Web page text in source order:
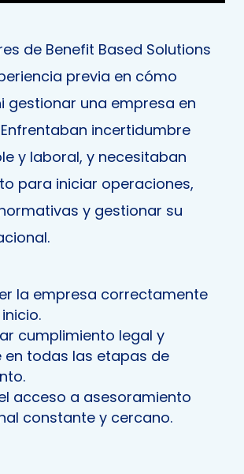
de Benefit Based Solutions
previa en cómo
gestionar una empresa en
incertidumbre
y laboral, y necesitaban
para iniciar operaciones,
y gestionar su
la empresa correctamente
cumplimiento legal y
en todas las etapas de
acceso a asesoramiento
constante y cercano.